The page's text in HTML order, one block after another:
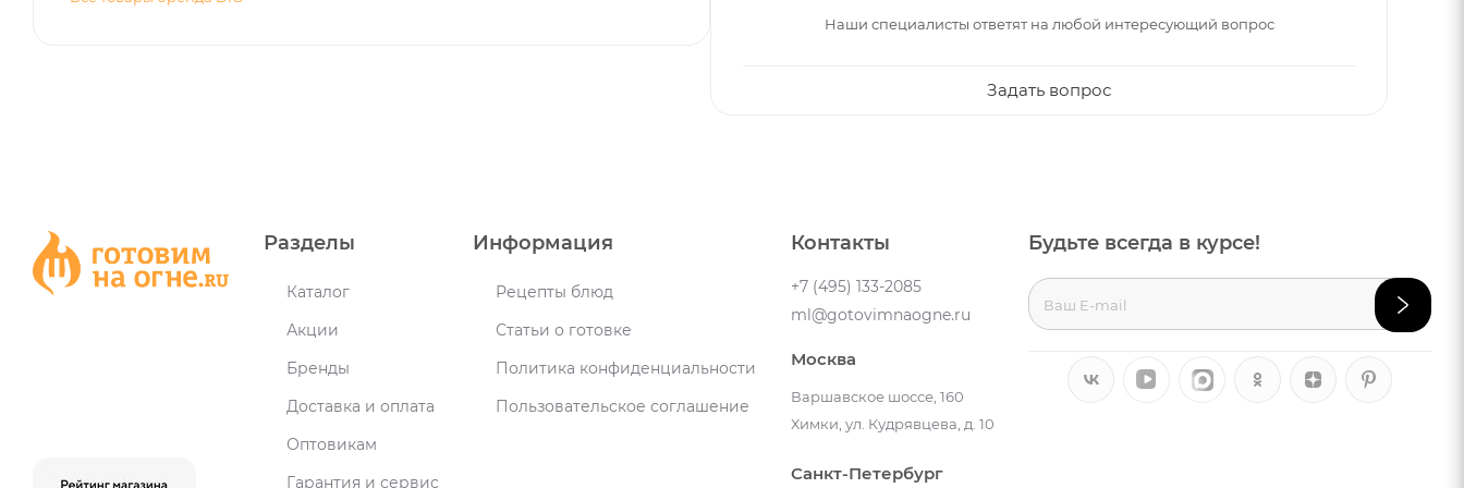
Наши специалисты ответят на любой интересующий вопрос
Задать вопрос
Разделы
Каталог
Акции
Бренды
Доставка и оплата
Оптовикам
Гарантия и сервис
Информация
Рецепты блюд
Статьи о готовке
Политика конфиденциальности
Пользовательское соглашение
Контакты
+7 (495) 133-2085
ml@gotovimnaogne.ru
Москва
Варшавское шоссе, 160
Химки, ул. Кудрявцева, д. 10
Санкт-Петербург
Будьте всегда в курсе!